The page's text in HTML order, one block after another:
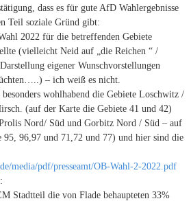
dass es für gute AfD Wahlergebnisse
Teil soziale Gründ gibt:
2022 für die betreffenden Gebiete
(vielleicht Neid auf „die Reichen “ /
eigener Wunschvorstellungen
– ich weiß es nicht.
wohlhabend die Gebiete Loschwitz /
(auf der Karte die Gebiete 41 und 42)
Nord/ Süd und Gorbitz Nord / Süd – auf
95, 96,97 und 71,72 und 77) und hier sind die
media/pdf/presseamt/OB-Wahl-2-2022.pdf
Stadtteil die von Flade behaupteten 33%